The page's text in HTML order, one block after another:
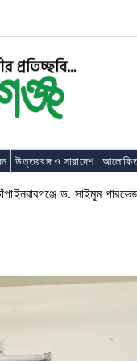
উত্তরবঙ্গ ও সারাদেশ
ড. সাইমুম পারভেজ